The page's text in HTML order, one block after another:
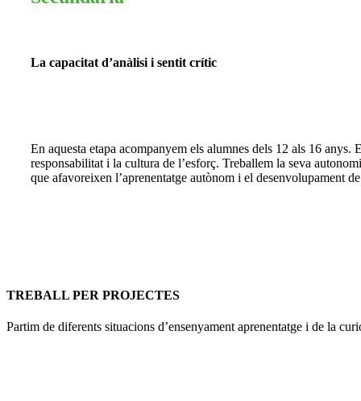
La capacitat d’anàlisi i sentit crític
En aquesta etapa acompanyem els alumnes dels 12 als 16
responsabilitat i la cultura de l’esforç. Treballem la seva
que afavoreixen l’aprenentatge autònom i el desenvolupament
TREBALL PER PROJECTES
Partim de diferents situacions d’ensenyament aprenentatge i de la